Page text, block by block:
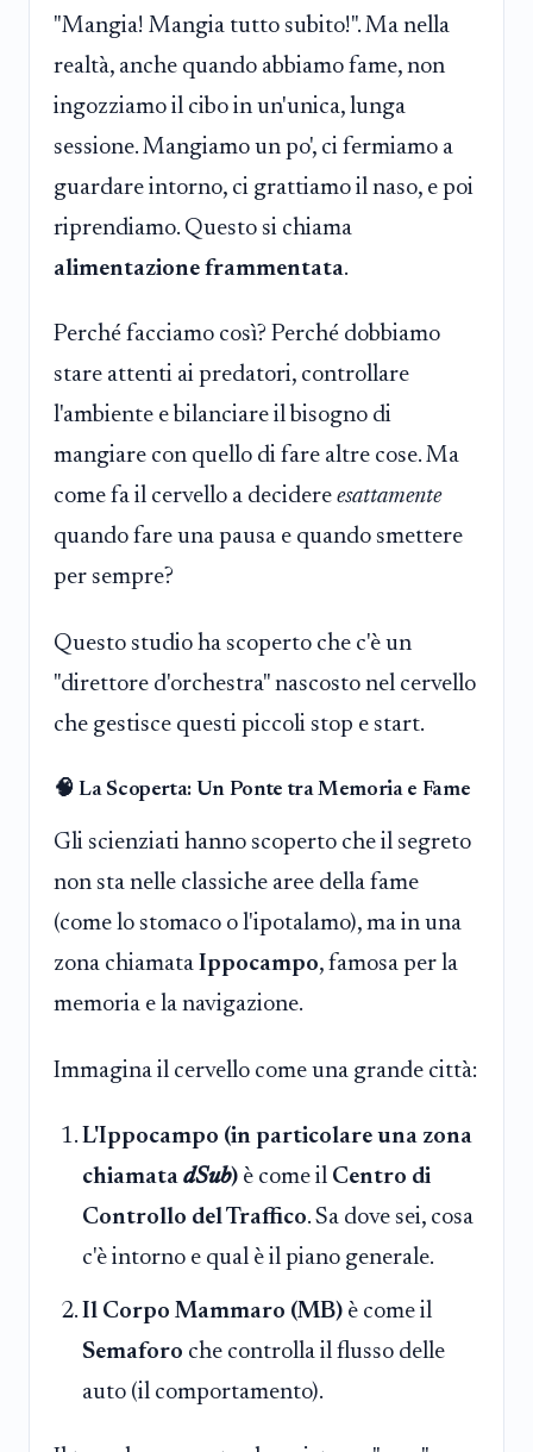
"Mangia! Mangia tutto subito!". Ma nella
realtà, anche quando abbiamo fame, non
ingozziamo il cibo in un'unica, lunga
sessione. Mangiamo un po', ci fermiamo a
guardare intorno, ci grattiamo il naso, e poi
riprendiamo. Questo si chiama
alimentazione frammentata.
Perché facciamo così? Perché dobbiamo
stare attenti ai predatori, controllare
l'ambiente e bilanciare il bisogno di
mangiare con quello di fare altre cose. Ma
come fa il cervello a decidere esattamente
quando fare una pausa e quando smettere
per sempre?
Questo studio ha scoperto che c'è un
"direttore d'orchestra" nascosto nel cervello
che gestisce questi piccoli stop e start.
🧠 La Scoperta: Un Ponte tra Memoria e Fame
Gli scienziati hanno scoperto che il segreto
non sta nelle classiche aree della fame
(come lo stomaco o l'ipotalamo), ma in una
zona chiamata Ippocampo, famosa per la
memoria e la navigazione.
Immagina il cervello come una grande città:
L'Ippocampo (in particolare una zona
chiamata dSub) è come il Centro di
Controllo del Traffico. Sa dove sei, cosa
c'è intorno e qual è il piano generale.
Il Corpo Mammaro (MB) è come il
Semaforo che controlla il flusso delle
auto (il comportamento).